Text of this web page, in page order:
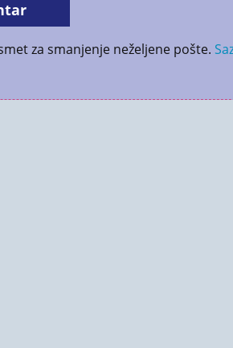
za smanjenje neželjene pošte.